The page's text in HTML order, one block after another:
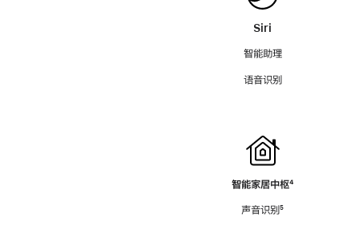
Siri
智能助理
语音识别
智能家居中枢脚
⁴
声音识别脚
⁵